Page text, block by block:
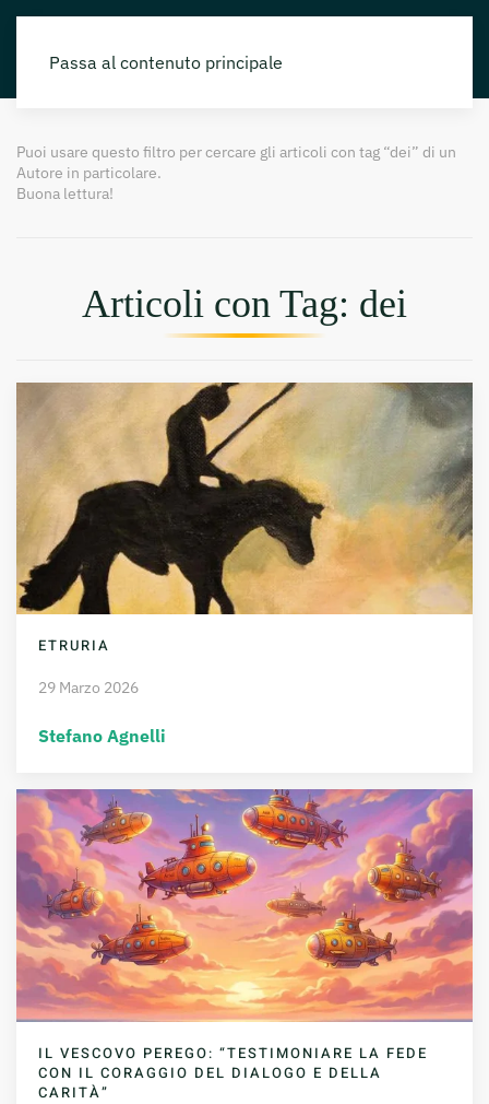
Passa al contenuto principale
Puoi usare questo filtro per cercare gli articoli con tag “dei” di un
Autore in particolare.
Buona lettura!
Articoli con Tag: dei
ETRURIA
29 Marzo 2026
Stefano Agnelli
IL VESCOVO PEREGO: “TESTIMONIARE LA FEDE
CON IL CORAGGIO DEL DIALOGO E DELLA
CARITÀ”